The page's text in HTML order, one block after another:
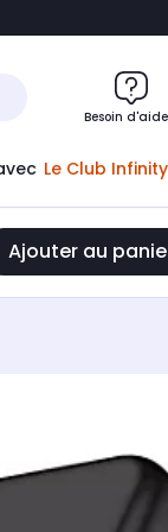
au chatbot
Besoin
Le Club Infinity
Ajouter au